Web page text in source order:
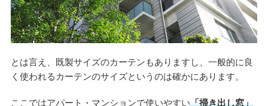
とは言え、既製サイズのカーテンもありますし、一般的に良
く使われるカーテンのサイズというのは確かにあります。
ここではアパート・マンションで使いやすい「掃き出し窓」